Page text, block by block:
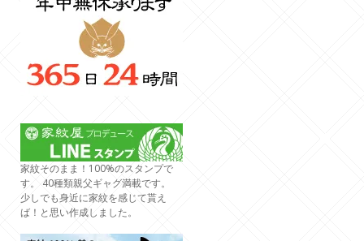
家紋そのまま！100%のスタンプで
す。 40種類親父ギャグ満載です。
少しでも身近に家紋を感じて貰え
ば！と思い作成しました。